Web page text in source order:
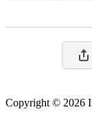
Copyright © 2026